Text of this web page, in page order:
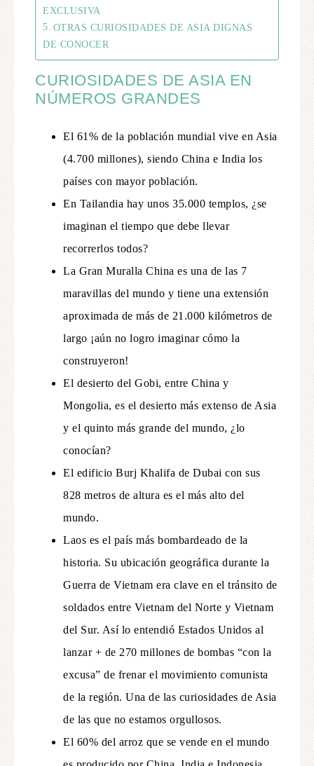
EXCLUSIVA
OTRAS CURIOSIDADES DE ASIA DIGNAS
DE CONOCER
CURIOSIDADES DE ASIA EN
NÚMEROS GRANDES
El 61% de la población mundial vive en Asia
(4.700 millones), siendo China e India los
países con mayor población.
En Tailandia hay unos 35.000 templos, ¿se
imaginan el tiempo que debe llevar
recorrerlos todos?
La Gran Muralla China es una de las 7
maravillas del mundo y tiene una extensión
aproximada de más de 21.000 kilómetros de
largo ¡aún no logro imaginar cómo la
construyeron!
El desierto del Gobi, entre China y
Mongolia, es el desierto más extenso de Asia
y el quinto más grande del mundo, ¿lo
conocían?
El edificio Burj Khalifa de Dubai con sus
828 metros de altura es el más alto del
mundo.
Laos es el país más bombardeado de la
historia. Su ubicación geográfica durante la
Guerra de Vietnam era clave en el tránsito de
soldados entre Vietnam del Norte y Vietnam
del Sur. Así lo entendió Estados Unidos al
lanzar + de 270 millones de bombas “con la
excusa” de frenar el movimiento comunista
de la región. Una de las curiosidades de Asia
de las que no estamos orgullosos.
El 60% del arroz que se vende en el mundo